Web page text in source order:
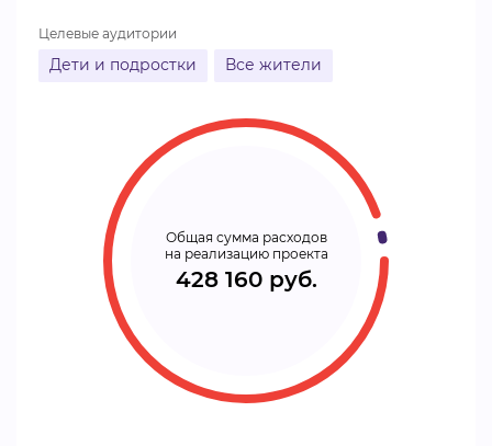
Целевые аудитории
Дети и подростки Все жители
Общая сумма расходов
на реализацию проекта
428 160 руб.